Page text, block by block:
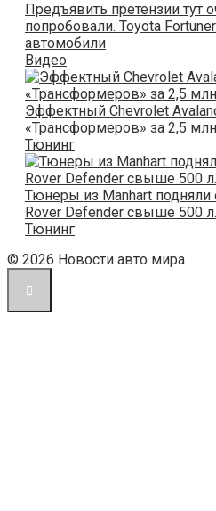
Предъявить претензии тут
попробовали. Toyota
автомобили
Видео
Эффектный Chevrolet
«Трансформеров» за 2,5
Тюнинг
Тюнеры из Manhart подняли
Rover Defender свыше 500
Тюнинг
© 2026 Новости авто мира